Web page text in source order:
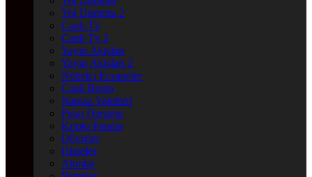
Yol Durumu 2
Canlı Tv
Canlı Tv 2
Yayın Akışları
Yayın Akışları 2
Nöbetçi Eczaneler
Canlı Borsa
Namaz Vakitleri
Puan Durumu
Kripto Paralar
Dövizler
Hisseler
Altınlar